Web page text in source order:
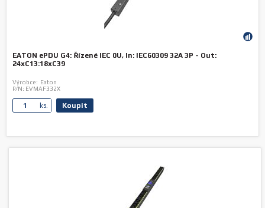
EATON ePDU G4: Řízené IEC 0U, In: IEC60309 32A 3P - Out:
24xC13:18xC39
Výrobce: Eaton
P/N: EVMAF332X
ks. Koupit